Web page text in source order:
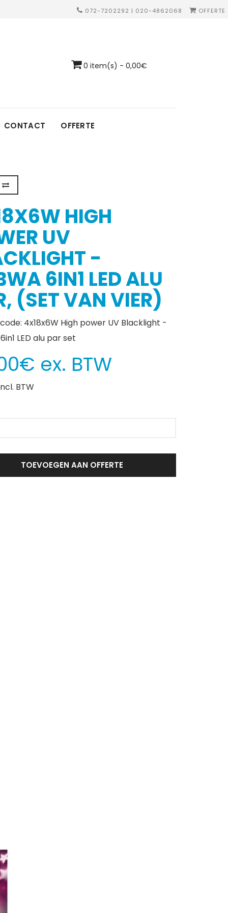
072-7202292 | 020-4862068 OFFERTE
0 item(s) - 0,00€
CONTACT OFFERTE
HIGH
UV
-
6IN1 LED ALU
(SET VAN VIER)
4x18x6W High power UV Blacklight -
LED alu par set
ex. BTW
BTW
TOEVOEGEN AAN OFFERTE